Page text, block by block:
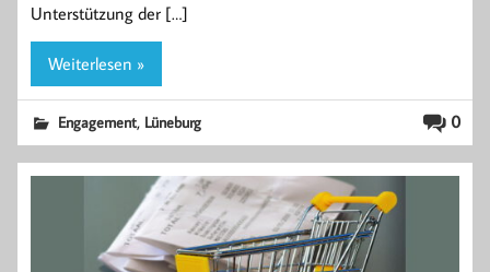
Unterstützung der […]
Weiterlesen »
0
Engagement, Lüneburg